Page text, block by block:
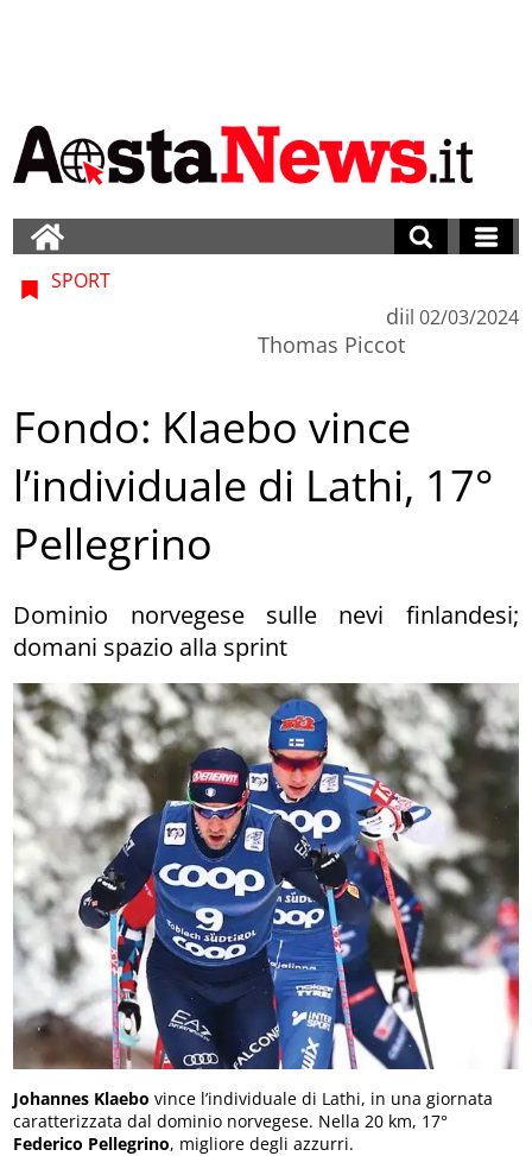
SPORT
di
Thomas Piccot
il 02/03/2024
Fondo: Klaebo vince
l’individuale di Lathi, 17°
Pellegrino
Dominio norvegese sulle nevi finlandesi;
domani spazio alla sprint
Johannes Klaebo vince l’individuale di Lathi, in una giornata
caratterizzata dal dominio norvegese. Nella 20 km, 17°
Federico Pellegrino, migliore degli azzurri.